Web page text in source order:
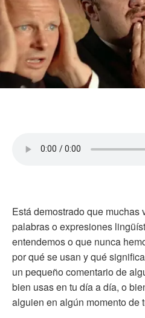
Está demostrado que muchas
palabras o expresiones
entendemos o que nunca
por qué se usan y qué
un pequeño comentario de
bien usas en tu día a día, o
alguien en algún momento de